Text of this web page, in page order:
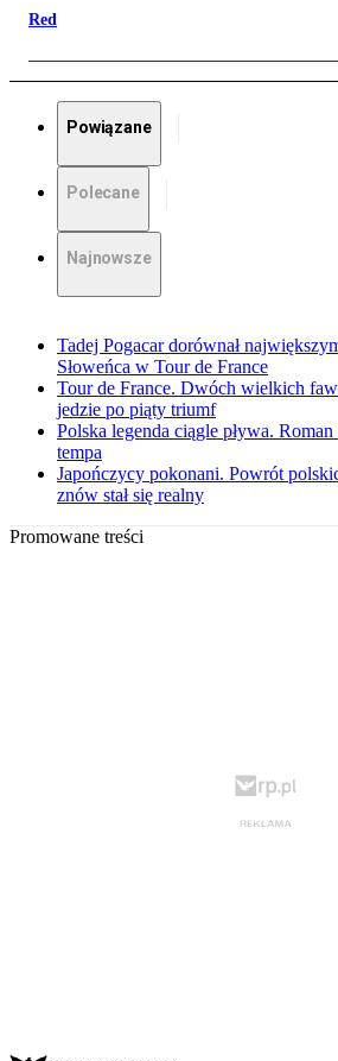
Red
Powiązane
Polecane
Najnowsze
Tadej Pogacar dorównał
Słoweńca w Tour de France
Tour de France. Dwóch wielkich
jedzie po piąty triumf
Polska legenda ciągle pływa.
tempa
Japończycy pokonani. Powrót
znów stał się realny
Promowane treści